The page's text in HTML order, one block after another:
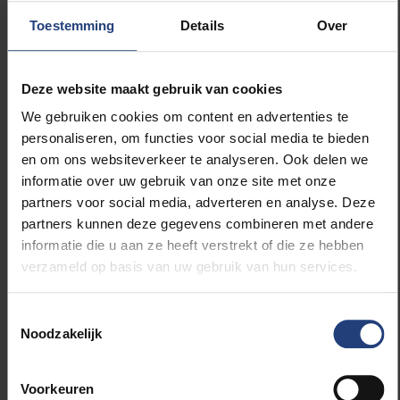
Toestemming Details Over
Deze website maakt gebruik van cookies
We gebruiken cookies om content en advertenties te
personaliseren, om functies voor social media te bieden
en om ons websiteverkeer te analyseren. Ook delen we
informatie over uw gebruik van onze site met onze
partners voor social media, adverteren en analyse. Deze
partners kunnen deze gegevens combineren met andere
informatie die u aan ze heeft verstrekt of die ze hebben
verzameld op basis van uw gebruik van hun services.
Noodzakelijk
Voorkeuren
aangroei van nieuw ijs sterk af.